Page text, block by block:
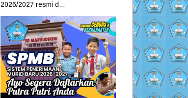
2026/2027 resmi d...